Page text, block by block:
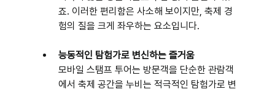
죠. 이러한 편리함은 사소해 보이지만, 축제 경
험의 질을 크게 좌우하는 요소입니다.
능동적인 탐험가로 변신하는 즐거움
모바일 스탬프 투어는 방문객을 단순한 관람객
에서 축제 공간을 누비는 적극적인 탐험가로 변